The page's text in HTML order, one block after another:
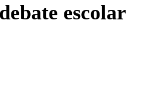
debate escolar